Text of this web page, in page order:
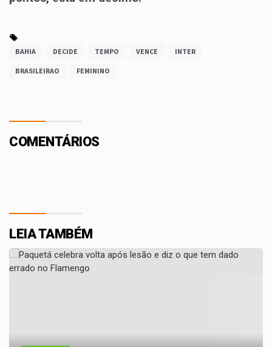
BAHIA DECIDE TEMPO VENCE INTER
BRASILEIRAO FEMININO
COMENTÁRIOS
LEIA TAMBÉM